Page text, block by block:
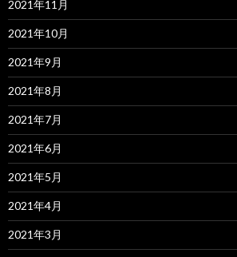
2021年11月
2021年10月
2021年9月
2021年8月
2021年7月
2021年6月
2021年5月
2021年4月
2021年3月